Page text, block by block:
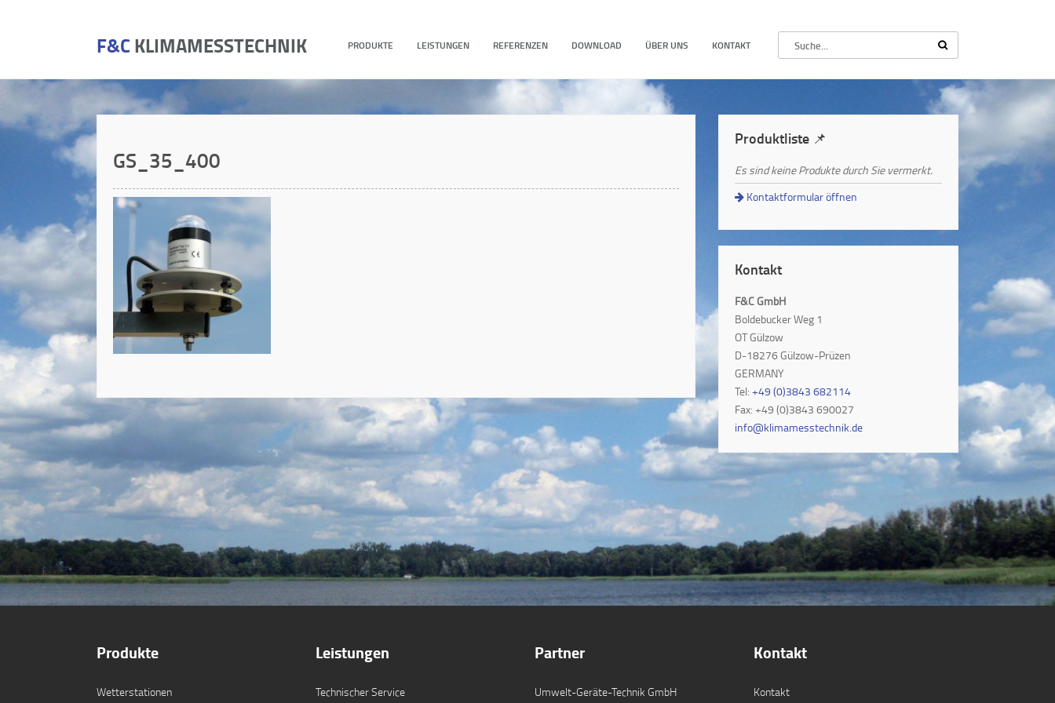
F&C KLIMAMESSTECHNIK PRODUKTE LEISTUNGEN REFERENZEN DOWNLOAD ÜBER UNS KONTAKT
GS_35_400
Produktliste 📌
Es sind keine Produkte durch Sie vermerkt.
Kontaktformular öffnen
Kontakt
F&C GmbH
Boldebucker Weg 1
OT Gülzow
D-18276 Gülzow-Prüzen
GERMANY
Tel:+49 (0)3843 682114
Fax: +49 (0)3843 690027
info@klimamesstechnik.de
Produkte
Wetterstationen
Leistungen
Technischer Service
Partner
Umwelt-Geräte-Technik GmbH
Kontakt
Kontakt